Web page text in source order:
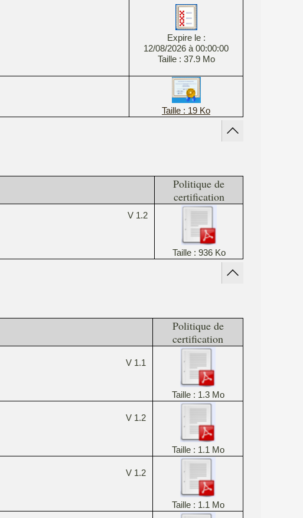
Expire le :
12/08/2026 à 00:00:00
Taille : 37.9 Mo
Taille : 19 Ko
Politique de
certification
V 1.2
Taille : 936 Ko
Politique de
certification
V 1.1
Taille : 1.3 Mo
V 1.2
Taille : 1.1 Mo
V 1.2
Taille : 1.1 Mo